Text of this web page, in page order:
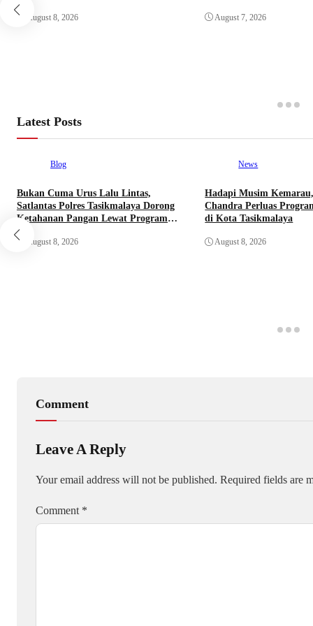
August 8, 2026 August 7, 2026
Latest Posts
Blog
Bukan Cuma Urus Lalu Lintas,
Satlantas Polres Tasikmalaya Dorong
Ketahanan Pangan Lewat Program
SUJUD
August 8, 2026
News
Hadapi Musim
Chandra Perluas
di Kota Tasikmalaya
August 8, 2026
Comment
Leave A Reply
Your email address will not be published. Required fields are
Comment *